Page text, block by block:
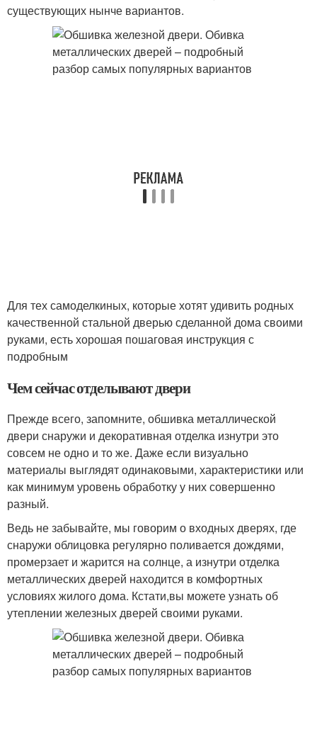
существующих нынче вариантов.
Для тех самоделкиных, которые хотят удивить родных
качественной стальной дверью сделанной дома своими
руками, есть хорошая пошаговая инструкция с
подробным
Чем сейчас отделывают двери
Прежде всего, запомните, обшивка металлической
двери снаружи и декоративная отделка изнутри это
совсем не одно и то же. Даже если визуально
материалы выглядят одинаковыми, характеристики или
как минимум уровень обработку у них совершенно
разный.
Ведь не забывайте, мы говорим о входных дверях, где
снаружи облицовка регулярно поливается дождями,
промерзает и жарится на солнце, а изнутри отделка
металлических дверей находится в комфортных
условиях жилого дома. Кстати,вы можете узнать об
утеплении железных дверей своими руками.